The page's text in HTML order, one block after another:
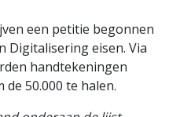
een petitie begonnen
Digitalisering eisen. Via
handtekeningen
de 50.000 te halen.